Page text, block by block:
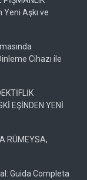
Yeni Aşkı ve
Cihazı ile
EŞİNDEN YENİ
RÜMEYSA,
Guida Completa